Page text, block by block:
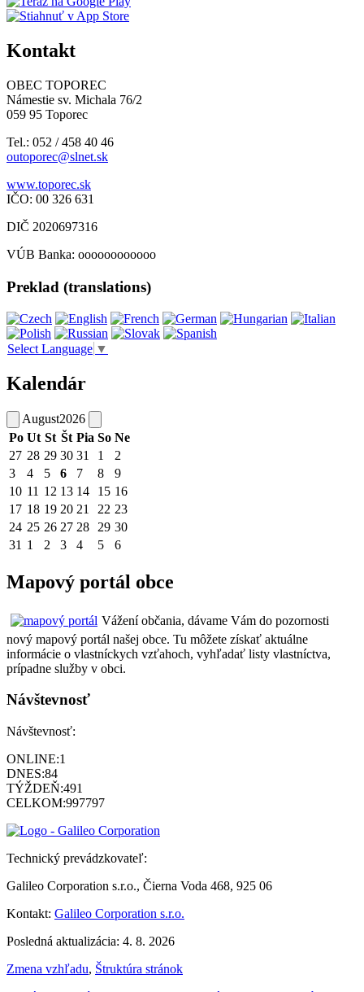
Kontakt
OBEC TOPOREC
Námestie sv. Michala 76/2
059 95 Toporec
Tel.: 052 / 458 40 46
outoporec@slnet.sk
www.toporec.sk
IČO: 00 326 631
DIČ 2020697316
VÚB Banka: oooooooooooo
Preklad (translations)
Select Language ▼
Kalendár
August2026
Po Ut St Št Pia So Ne
27 28 29 30 31 1
2
3
4 5 6 7 8
9
10 11 12 13 14 15 16
17 18 19 20 21 22 23
24 25 26 27 28 29 30
31 1 2 3 4 5 6
Mapový portál obce
Vážení občania, dávame Vám do pozornosti
nový mapový portál našej obce. Tu môžete získať aktuálne
informácie o vlastníckych vzťahoch, vyhľadať listy vlastníctva,
prípadne služby v obci.
Návštevnosť
Návštevnosť:
ONLINE:1
DNES:84
TÝŽDEŇ:491
CELKOM:997797
Technický prevádzkovateľ:
Galileo Corporation s.r.o., Čierna Voda 468, 925 06
Kontakt: Galileo Corporation s.r.o.
Posledná aktualizácia: 4. 8. 2026
Zmena vzhľadu, Štruktúra stránok